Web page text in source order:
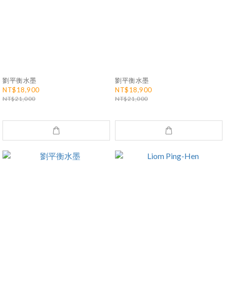
劉平衡水墨
NT$18,900
NT$21,000
劉平衡水墨
NT$18,900
NT$21,000